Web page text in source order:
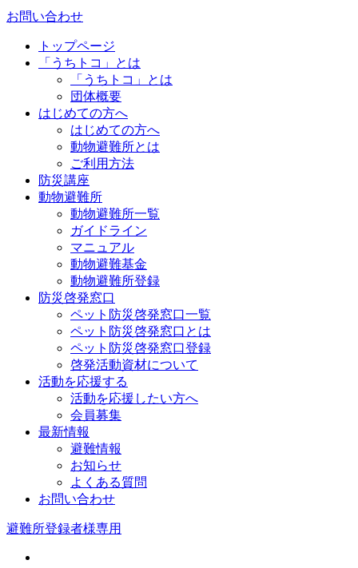
お問い合わせ
トップページ
「うちトコ」とは
「うちトコ」とは
団体概要
はじめての方へ
はじめての方へ
動物避難所とは
ご利用方法
防災講座
動物避難所
動物避難所一覧
ガイドライン
マニュアル
動物避難基金
動物避難所登録
防災啓発窓口
ペット防災啓発窓口一覧
ペット防災啓発窓口とは
ペット防災啓発窓口登録
啓発活動資材について
活動を応援する
活動を応援したい方へ
会員募集
最新情報
避難情報
お知らせ
よくある質問
お問い合わせ
避難所登録者様専用